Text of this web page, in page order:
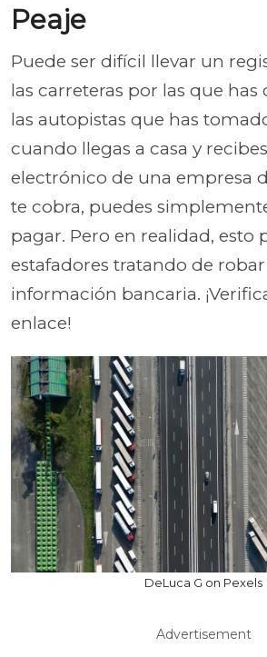
Peaje
Puede ser difícil llevar un
las carreteras por las que
las autopistas que has
cuando llegas a casa y
electrónico de una empresa
te cobra, puedes
pagar. Pero en realidad, esto
estafadores tratando de
información bancaria.
enlace!
DeLuca G on Pexels
Advertisement